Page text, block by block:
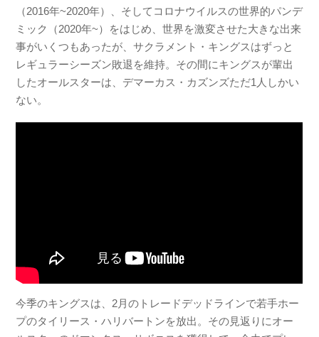
（2016年~2020年）、そしてコロナウイルスの世界的パンデ
ミック（2020年~）をはじめ、世界を激変させた大きな出来
事がいくつもあったが、サクラメント・キングスはずっと
レギュラーシーズン敗退を維持。その間にキングスが輩出
したオールスターは、デマーカス・カズンズただ1人しかい
ない。
今季のキングスは、2月のトレードデッドラインで若手ホー
プのタイリース・ハリバートンを放出。その見返りにオー